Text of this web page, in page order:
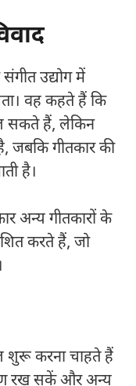
उद्योग में
वह कहते हैं कि
सकते हैं, लेकिन
जबकि गीतकार की
है।
अन्य गीतकारों के
करते हैं, जो
शुरू करना चाहते हैं
रख सकें और अन्य